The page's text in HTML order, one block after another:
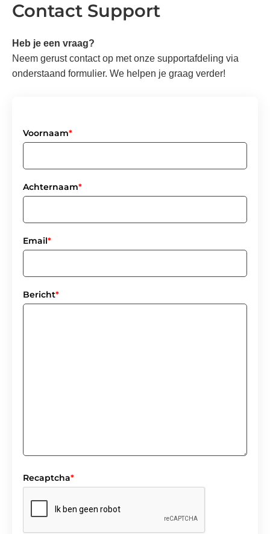
inhoud
Contact Support
Heb je een vraag?
Neem gerust contact op met onze supportafdeling via
onderstaand formulier. We helpen je graag verder!
Voornaam*
Achternaam*
Email*
Bericht*
Recaptcha*